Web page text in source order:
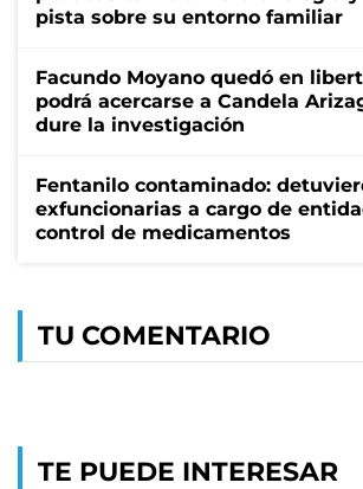
pista sobre su entorno familiar
Facundo Moyano quedó en
podrá acercarse a Candela
dure la investigación
Fentanilo contaminado:
exfuncionarias a cargo de
control de medicamentos
TU COMENTARIO
TE PUEDE INTERESAR